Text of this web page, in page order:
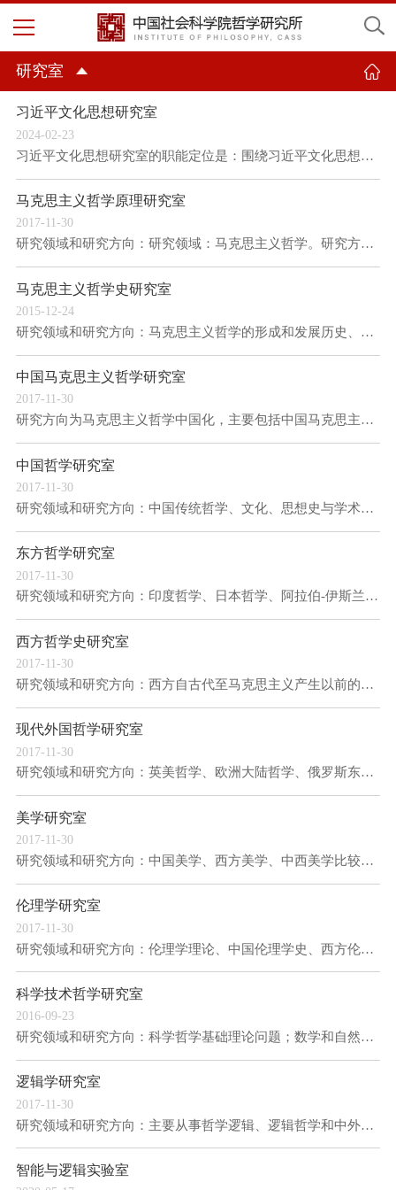
研究室
习近平文化思想研究室
2024-02-23
习近平文化思想研究室的职能定位是：围绕习近平文化思想，对其道理学理哲理展开系统性、整体...
马克思主义哲学原理研究室
2017-11-30
研究领域和研究方向：研究领域：马克思主义哲学。研究方向：马克思主义哲学基本原理、中国马...
马克思主义哲学史研究室
2015-12-24
研究领域和研究方向：马克思主义哲学的形成和发展历史、西方马克思主义、当代国外马克思主义...
中国马克思主义哲学研究室
2017-11-30
研究方向为马克思主义哲学中国化，主要包括中国马克思主义哲学经典著作、中国马克思主义哲学...
中国哲学研究室
2017-11-30
研究领域和研究方向：中国传统哲学、文化、思想史与学术史（涵儒、道、释），中国现当代哲学...
东方哲学研究室
2017-11-30
研究领域和研究方向：印度哲学、日本哲学、阿拉伯-伊斯兰哲学、朝鲜半岛哲学、越南及东南亚哲...
西方哲学史研究室
2017-11-30
研究领域和研究方向：西方自古代至马克思主义产生以前的西方哲学史。
现代外国哲学研究室
2017-11-30
研究领域和研究方向：英美哲学、欧洲大陆哲学、俄罗斯东欧哲学。
美学研究室
2017-11-30
研究领域和研究方向：中国美学、西方美学、中西美学比较、设计美学、影视美学、审美心理学。
伦理学研究室
2017-11-30
研究领域和研究方向：伦理学理论、中国伦理学史、西方伦理学史、东方伦理学史、应用伦理学。
科学技术哲学研究室
2016-09-23
研究领域和研究方向：科学哲学基础理论问题；数学和自然科学哲学问题；技术哲学和STS研究；自...
逻辑学研究室
2017-11-30
研究领域和研究方向：主要从事哲学逻辑、逻辑哲学和中外逻辑史的研究。
智能与逻辑实验室